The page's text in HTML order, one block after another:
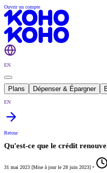
Ouvrir un compte
EN
Plans Dépenser & Épargner
EN
Retour
Qu'est-ce que le crédit
31 mai 2023 [Mise à jour le 28 juin 2023] •